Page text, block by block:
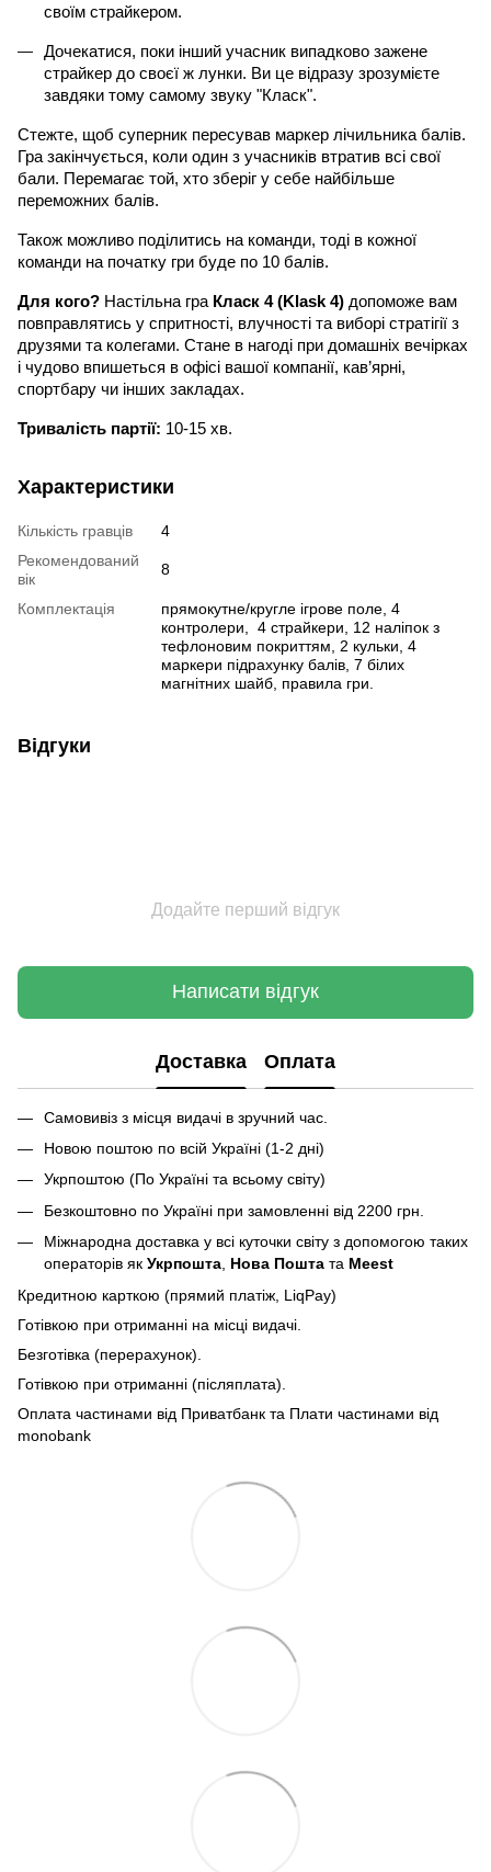
своїм страйкером.
Дочекатися, поки інший учасник випадково зажене
страйкер до своєї ж лунки. Ви це відразу зрозумієте
завдяки тому самому звуку "Класк".
Стежте, щоб суперник пересував маркер лічильника балів.
Гра закінчується, коли один з учасників втратив всі свої
бали. Перемагає той, хто зберіг у себе найбільше
переможних балів.
Також можливо поділитись на команди, тоді в кожної
команди на початку гри буде по 10 балів.
Для кого? Настільна гра Класк 4 (Klask 4) допоможе вам
повправлятись у спритності, влучності та виборі стратігії з
друзями та колегами. Стане в нагоді при домашніх вечірках
і чудово впишеться в офісі вашої компанії, кав’ярні,
спортбару чи інших закладах.
Тривалість партії: 10-15 хв.
Характеристики
Кількість гравців
4
Рекомендований
вік
8
Комплектація
прямокутне/кругле ігрове поле, 4
контролери, 4 страйкери, 12 наліпок з
тефлоновим покриттям, 2 кульки, 4
маркери підрахунку балів, 7 білих
магнітних шайб, правила гри.
Відгуки
Додайте перший відгук
Написати відгук
Доставка Оплата
Самовивіз з місця видачі в зручний час.
Новою поштою по всій Україні (1-2 дні)
Укрпоштою (По Україні та всьому світу)
Безкоштовно по Україні при замовленні від 2200 грн.
Міжнародна доставка у всі куточки світу з допомогою таких
операторів як Укрпошта Нова Пошта та Meest
Кредитною карткою (прямий платіж, LiqPay)
Готівкою при отриманні на місці видачі.
Безготівка (перерахунок).
Готівкою при отриманні (післяплата).
Оплата частинами від Приватбанк та Плати частинами від
monobank